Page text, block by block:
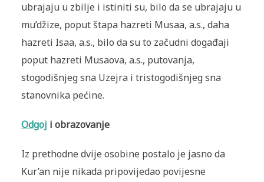
ubrajaju u zbilje i istiniti su, bilo da se ubrajaju u
mu’džize, poput štapa hazreti Musaa, a.s., daha
hazreti Isaa, a.s., bilo da su to začudni događaji
poput hazreti Musaova, a.s., putovanja,
stogodišnjeg sna Uzejra i tristogodišnjeg sna
stanovnika pećine.
Odgoj i obrazovanje
Iz prethodne dvije osobine postalo je jasno da
Kur’an nije nikada pripovijedao povijesne